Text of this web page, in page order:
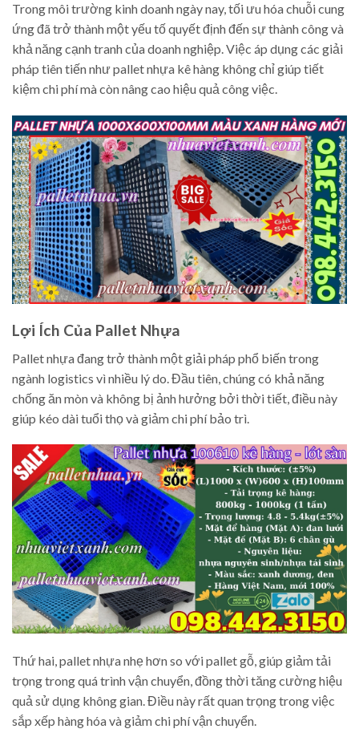
Trong môi trường kinh doanh ngày nay, tối ưu hóa chuỗi cung
ứng đã trở thành một yếu tố quyết định đến sự thành công và
khả năng cạnh tranh của doanh nghiệp. Việc áp dụng các giải
pháp tiên tiến như pallet nhựa kê hàng không chỉ giúp tiết
kiệm chi phí mà còn nâng cao hiệu quả công việc.
Lợi Ích Của Pallet Nhựa
Pallet nhựa đang trở thành một giải pháp phổ biến trong
ngành logistics vì nhiều lý do. Đầu tiên, chúng có khả năng
chống ăn mòn và không bị ảnh hưởng bởi thời tiết, điều này
giúp kéo dài tuổi thọ và giảm chi phí bảo trì.
Thứ hai, pallet nhựa nhẹ hơn so với pallet gỗ, giúp giảm tải
trọng trong quá trình vận chuyển, đồng thời tăng cường hiệu
quả sử dụng không gian. Điều này rất quan trọng trong việc
sắp xếp hàng hóa và giảm chi phí vận chuyển.